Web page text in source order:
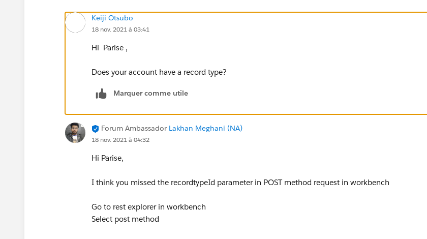
Keiji Otsubo
18 nov. 2021 à 03:41
Hi Parise ,
Does your account have a record type?
Marquer comme utile
Forum Ambassador Lakhan Meghani (NA)
18 nov. 2021 à 04:32
Hi Parise,
I think you missed the recordtypeId parameter in POST method request in workbench
Go to rest explorer in workbench
Select post method